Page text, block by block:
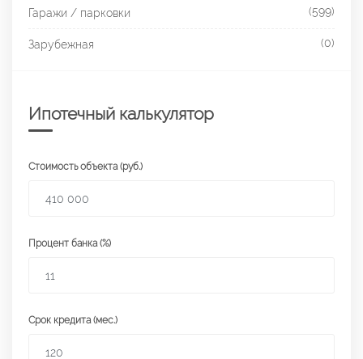
Гаражи / парковки (599)
Зарубежная (0)
Ипотечный калькулятор
Стоимость объекта (руб.)
Процент банка (%)
Срок кредита (мес.)